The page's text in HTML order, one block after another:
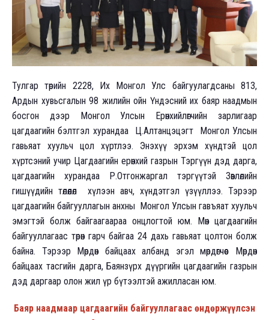
Тулгар төрийн 2228, Их Монгол Улс байгуулагдсаны 813,
Ардын хувьсгалын 98 жилийн ойн Үндэсний их баяр наадмын
босгон дээр Монгол Улсын Ерөнхийлөгчийн зарлигаар
цагдаагийн бэлтгэл хурандаа Ц.Алтанцэцэгт Монгол Улсын
гавьяат хуульч цол хүртлээ. Энэхүү эрхэм хүндтэй цол
хүртсэний учир Цагдаагийн ерөнхий газрын Тэргүүн дэд дарга,
цагдаагийн хурандаа Р.Отгонжаргал тэргүүтэй Зөвлөлийн
гишүүдийн төлөөлөл хүлээн авч, хүндэтгэл үзүүллээ. Тэрээр
цагдаагийн байгууллагын анхны Монгол Улсын гавъяат хуульч
эмэгтэй болж байгаагаараа онцлогтой юм. Мөн цагдаагийн
байгууллагаас төрөн гарч байгаа 24 дахь гавьяат цолтон болж
байна. Тэрээр Мөрдөн байцаах албанд эгэл мөрдөгчөөс Мөрдөн
байцаах тасгийн дарга, Баянзүрх дүүргийн цагдаагийн газрын
дэд даргаар олон жил үр бүтээлтэй ажилласан юм.
Баяр наадмаар цагдаагийн байгууллагаас өндөржүүлсэн